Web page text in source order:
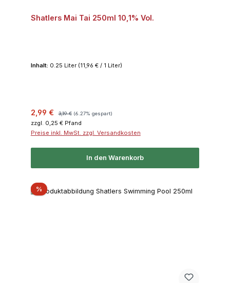
Shatlers Mai Tai 250ml 10,1% Vol.
Inhalt: 0.25 Liter (11,96 € / 1 Liter)
Verkaufspreis:
2,99 € 3,19 € (6.27% gespart)
zzgl. 0,25 € Pfand
Preise inkl. MwSt. zzgl. Versandkosten
In den Warenkorb
%Rabatt